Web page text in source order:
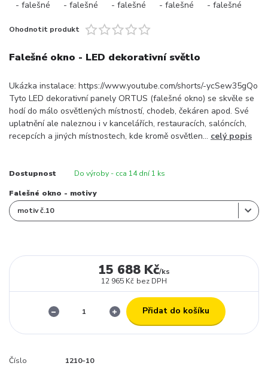
Ohodnotit produkt
Falešné okno - LED dekorativní světlo
Ukázka instalace: https://www.youtube.com/shorts/-ycSew35gQo
Tyto LED dekorativní panely ORTUS (falešné okno) se skvěle se
hodí do málo osvětlených místností, chodeb, čekáren apod. Své
uplatnění ale naleznou i v kancelářích, restauracích, salóncích,
recepcích a jiných místnostech, kde kromě osvětlen... celý popis
Dostupnost Do výroby - cca 14 dní 1 ks
Falešné okno - motivy
15 688 Kč/ks
12 965 Kč bez DPH
Přidat do košíku
Číslo
1210-10